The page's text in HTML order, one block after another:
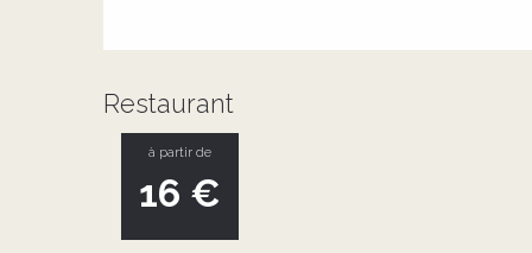
Restaurant
à partir de
16 €